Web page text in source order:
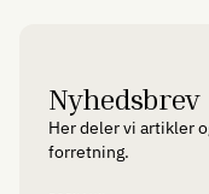
Nyhedsbrev
Her deler vi artikler
forretning.